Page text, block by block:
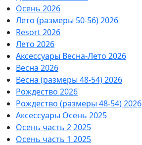
Осень 2026
Лето (размеры 50-56) 2026
Resort 2026
Лето 2026
Аксессуары Весна-Лето 2026
Весна 2026
Весна (размеры 48-54) 2026
Рождество 2026
Рождество (размеры 48-54) 2026
Аксессуары Осень 2025
Осень часть 2 2025
Осень часть 1 2025